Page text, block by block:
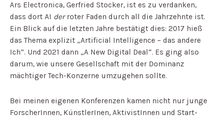
Ars Electronica, Gerfried Stocker, ist es zu verdanken,
dass dort AI derroter Faden durch all die Jahrzehnte ist.
Ein Blick auf die letzten Jahre bestätigt dies: 2017 hieß
das Thema explizit „Artificial Intelligence – das andere
Ich“. Und 2021 dann „A New Digital Deal“. Es ging also
darum, wie unsere Gesellschaft mit der Dominanz
mächtiger Tech-Konzerne umzugehen sollte.
Bei meinen eigenen Konferenzen kamen nicht nur junge
ForscherInnen, KünstlerInen, AktivistInnen und Start-